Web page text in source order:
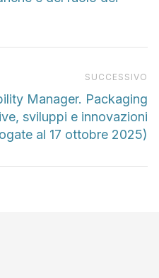
SUCCESSIVO
Manager. Packaging
sviluppi e innovazioni
al 17 ottobre 2025)